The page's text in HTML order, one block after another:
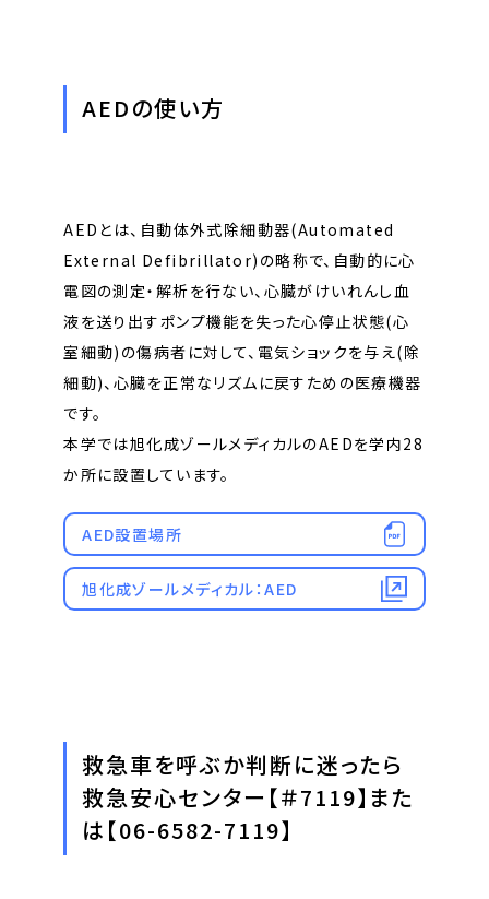
AEDの使い方
AEDとは、自動体外式除細動器(Automated
External Defibrillator)の略称で、自動的に心
電図の測定・解析を行ない、心臓がけいれんし血
液を送り出すポンプ機能を失った心停止状態(心
室細動)の傷病者に対して、電気ショックを与え(除
細動)、心臓を正常なリズムに戻すための医療機器
です。
本学では旭化成ゾールメディカルのAEDを学内28
か所に設置しています。
AED設置場所
旭化成ゾールメディカル：AED
救急車を呼ぶか判断に迷ったら
救急安心センター【＃7119】また
は【06-6582-7119】